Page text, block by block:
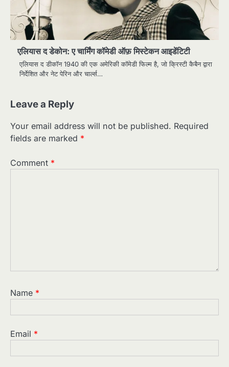
एलियास द डेकोन: ए चार्मिंग कॉमेडी ऑफ़ मिस्टेकन आइडेंटिटी
एलियास द डीकॉन 1940 की एक अमेरिकी कॉमेडी फिल्म है, जो क्रिस्टी कैबैन द्वारा
निर्देशित और नेट पेरिन और चार्ल्स…
Leave a Reply
Your email address will not be published. Required
fields are marked *
Comment *
Name *
Email *